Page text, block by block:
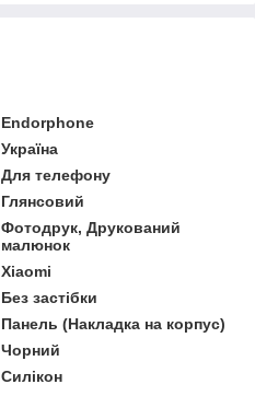
Endorphone
Україна
Для телефону
Глянсовий
Фотодрук, Друкований
малюнок
Xiaomi
Без застібки
Панель (Накладка на корпус)
Чорний
Силікон